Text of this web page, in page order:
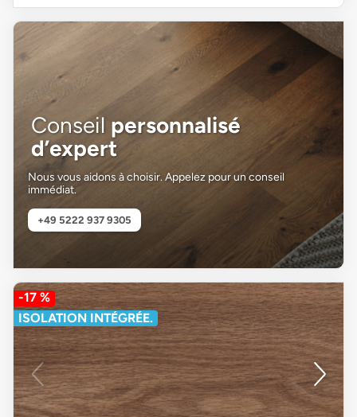
Conseil personnalisé
d’expert
Nous vous aidons à choisir. Appelez pour un conseil
immédiat.
+49 5222 937 9305
-17 %
ISOLATION INTÉGRÉE.